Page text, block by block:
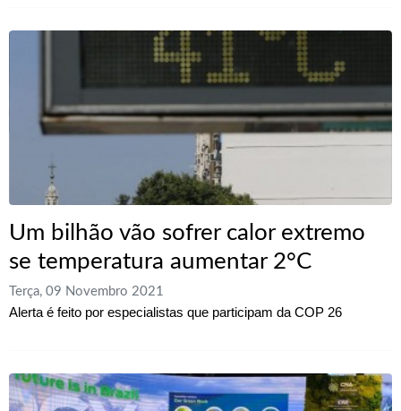
Um bilhão vão sofrer calor extremo
se temperatura aumentar 2°C
Terça, 09 Novembro 2021
Alerta é feito por especialistas que participam da COP 26